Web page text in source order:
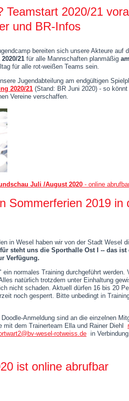
Teamstart 2020/21
und BR-Infos
bereiten sich unsere Akteure auf
21 für alle Mannschaften planmäßig
für alle rot-weißen Teams sein.
Jugendabteilung am endgültigen
2020/21 (Stand: BR Juni 2020) - so
Vereine verschaffen.
Juli /August 2020 - online
Sommerferien 2019 in
in Wesel haben wir von der Stadt Wesel
steht uns die Sporthalle Ost I -- das
Verfügung.
normales Training durchgeführt werden.
natürlich trotzdem unter Einhaltung
nicht schaden. Aktuell dürfen 16 bis 20
noch gesperrt. Bitte unbedingt in
Anmeldung sind an die einzelnen
dem Trainerteam Ella und Rainer Diehl
wesel-rotweiss.de in
ist online abrufbar